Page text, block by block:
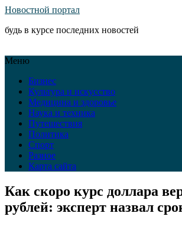
Новостной портал
будь в курсе последних новостей
Меню
Бизнес
Культура и искусство
Медицина и здоровье
Наука и техника
Путешествия
Политика
Спорт
Разное
Карта сайта
Как скоро курс доллара
рублей: эксперт назвал